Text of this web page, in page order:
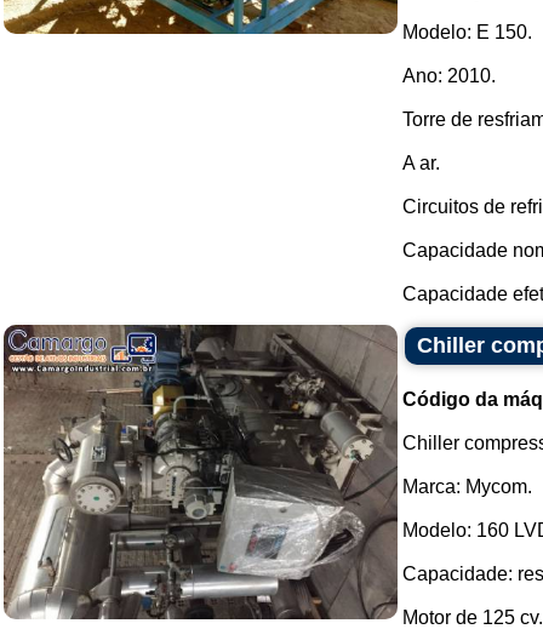
Modelo: E 150.
Ano: 2010.
Torre de
A ar.
Circuitos de
Capacidade
Capacidade
Chiller
Código da
Chiller
Marca: Mycom.
Modelo: 160
Capacidade:
Motor de 125 cv.